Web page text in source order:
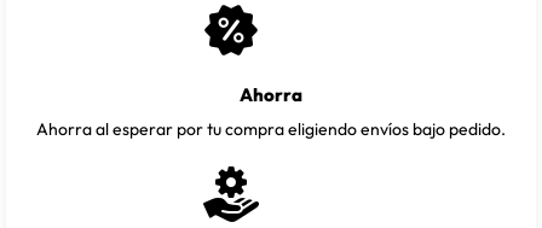
Ahorra
Ahorra al esperar por tu compra eligiendo envíos bajo pedido.